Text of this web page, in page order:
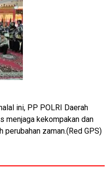
ini, PP POLRI Daerah
menjaga kekompakan dan
zaman.(Red GPS)